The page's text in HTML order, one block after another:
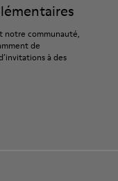
notre communauté,
de
à des